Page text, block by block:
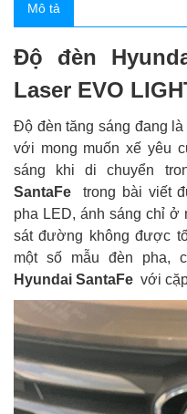
Mô tả
Độ đèn
Laser EVO
Độ đèn tăng sáng đang
với mong muốn xế yêu
sáng khi di chuyển
SantaFe
trong bài viết
pha LED, ánh sáng chỉ ở
sát đường không được
một số mẫu đèn pha,
Hyundai SantaFe với